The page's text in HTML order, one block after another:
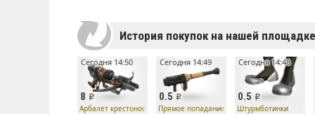
История покупок на нашей площадке
8
Сегодня 14:50
Арбалет крестоносца
0.5
Сегодня 14:49
Прямое попадание
0.5
Сегодня 14:48
Штурмботинки